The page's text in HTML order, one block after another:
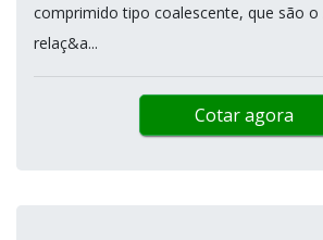
comprimido tipo coalescente, que são o
relaç&a...
Cotar agora